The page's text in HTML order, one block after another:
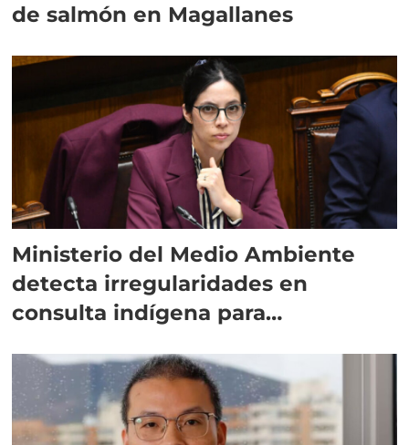
de salmón en Magallanes
Ministerio del Medio Ambiente
detecta irregularidades en
consulta indígena para